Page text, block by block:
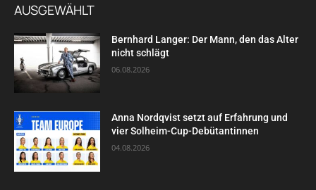
AUSGEWÄHLT
Bernhard Langer: Der Mann, den das Alter
nicht schlägt
06.08.2026
Anna Nordqvist setzt auf Erfahrung und
vier Solheim-Cup-Debütantinnen
04.08.2026